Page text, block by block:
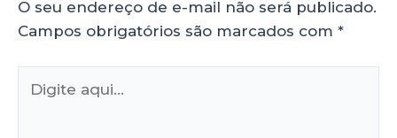
O seu endereço de e-mail não será publicado.
Campos obrigatórios são marcados com *